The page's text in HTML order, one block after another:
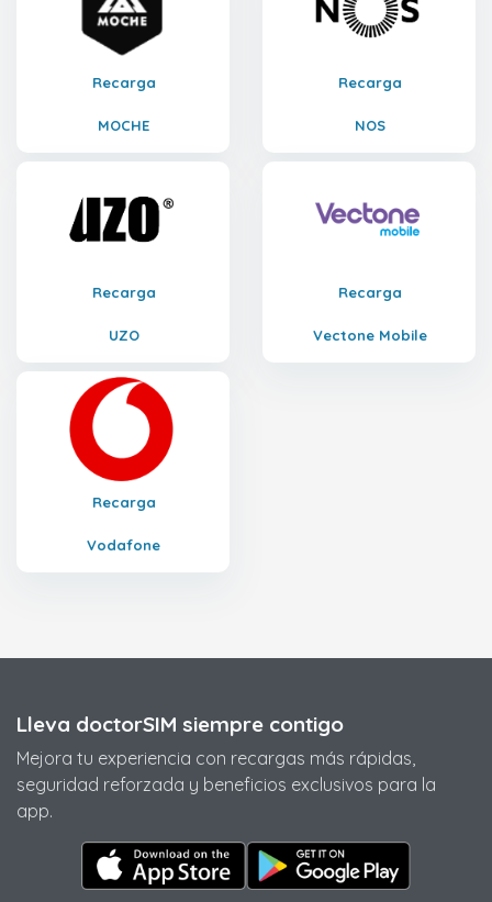
Recarga
MOCHE
Recarga
NOS
Recarga
UZO
Recarga
Vectone Mobile
Recarga
Vodafone
Lleva doctorSIM siempre contigo
Mejora tu experiencia con recargas más rápidas,
seguridad reforzada y beneficios exclusivos para la
app.